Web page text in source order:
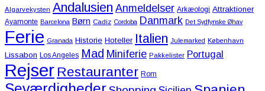
Algarvekysten Andalusien Anmeldelser Arkæologi Attraktioner
Ayamonte Barcelona Børn Cadiz Cordoba Danmark Det Sydfynske Øhav
Ferie Granada Historie Hoteller Italien Julemarked København
Lissabon Los Angeles Mad Miniferie Pakkelister Portugal
Rejser Restauranter Rom